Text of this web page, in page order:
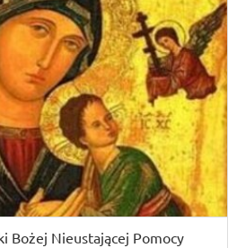
Bożej Nieustającej Pomocy